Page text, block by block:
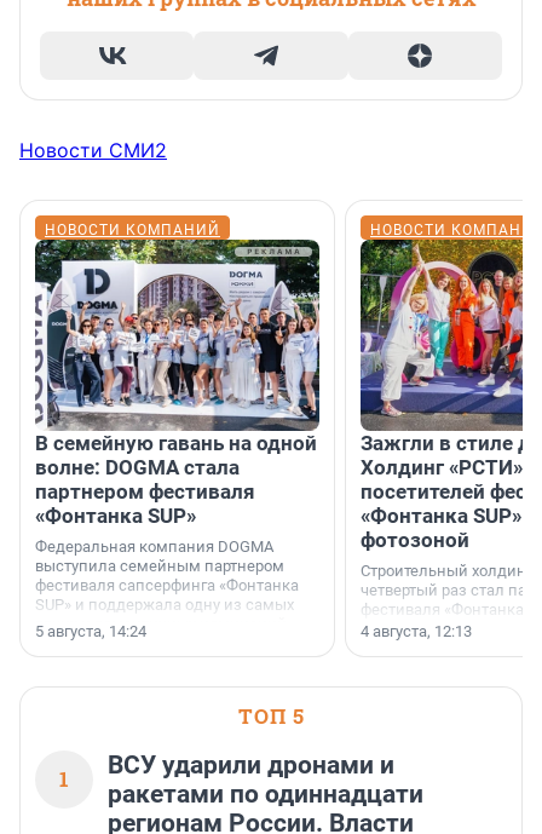
Новости СМИ2
НОВОСТИ КОМПАНИЙ
В семейную гавань на одной
волне: DOGMA стала
партнером фестиваля
«Фонтанка SUP»
Федеральная компания DOGMA
выступила семейным партнером
фестиваля сапсерфинга «Фонтанка
SUP» и поддержала одну из самых
ярких и романтичных номинаций —
«SUP-свадьба».
5 августа, 14:24
НОВОСТИ
Зажгли в стиле
Холдинг «РСТИ»
посетителей
«Фонтанка SUP»
фотозоной
Строительный холдинг
четвертый раз стал
фестиваля «Фонтанка
раз компания
посетителям
4 августа, 12:13
ТОП 5
1
ВСУ ударили дронами и
ракетами по одиннадцати
регионам России. Власти